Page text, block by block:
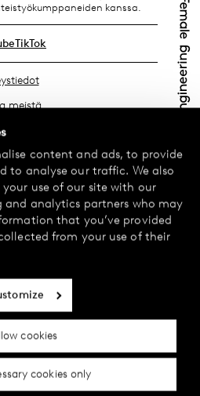
content and ads, to provide
to analyse our traffic. We also
use of our site with our
and analytics partners who may
that you’ve provided
from your use of their
cookies
cookies only
kanssa.
TikTok
meistä
myymäläsi
kysyttyä
palautukset